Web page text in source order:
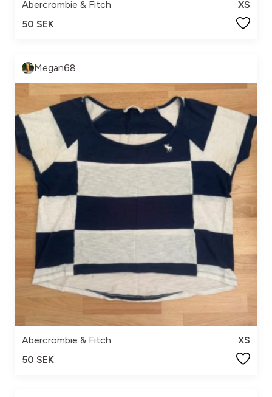
Abercrombie & Fitch
XS
50 SEK
Megan68
Abercrombie & Fitch
XS
50 SEK